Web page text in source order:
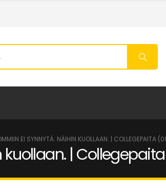
EI SYNNYTÄ. NÄIHIN KUOLLAAN. | COLLEGEPAITA
|